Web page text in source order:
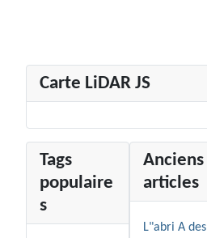
Carte LiDAR JS
Tags
populaire
s
Anciens
articles
L"abri A des